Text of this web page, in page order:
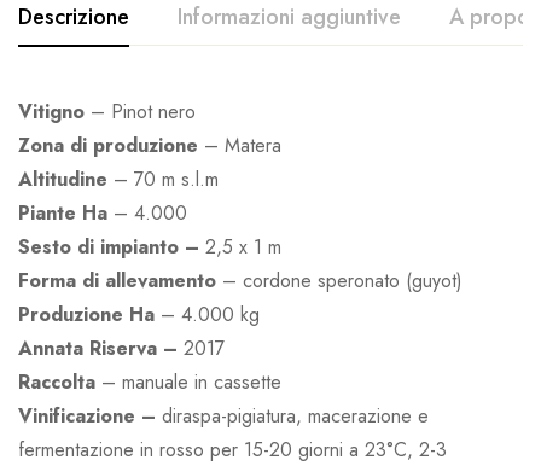
Descrizione Informazioni aggiuntive A
Vitigno – Pinot nero
Zona di produzione – Matera
Altitudine – 70 m s.l.m
Piante Ha – 4.000
Sesto di impianto – 2,5 x 1 m
Forma di allevamento – cordone speronato (guyot)
Produzione Ha – 4.000 kg
Annata Riserva – 2017
Raccolta – manuale in cassette
Vinificazione – diraspa-pigiatura, macerazione e
fermentazione in rosso per 15-20 giorni a 23°C, 2-3